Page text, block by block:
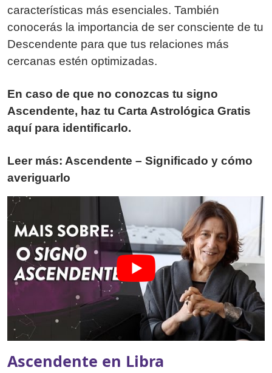
características más esenciales. También
conocerás la importancia de ser consciente de tu
Descendente para que tus relaciones más
cercanas estén optimizadas.
En caso de que no conozcas tu signo
Ascendente, haz tu Carta Astrológica Gratis
aquí para identificarlo.
Leer más: Ascendente – Significado y cómo
averiguarlo
Ascendente en Libra